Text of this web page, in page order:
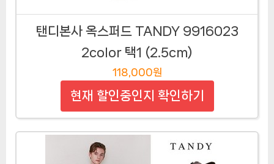
탠디본사 옥스퍼드 TANDY 9916023
2color 택1 (2.5cm)
118,000원
현재 할인중인지 확인하기